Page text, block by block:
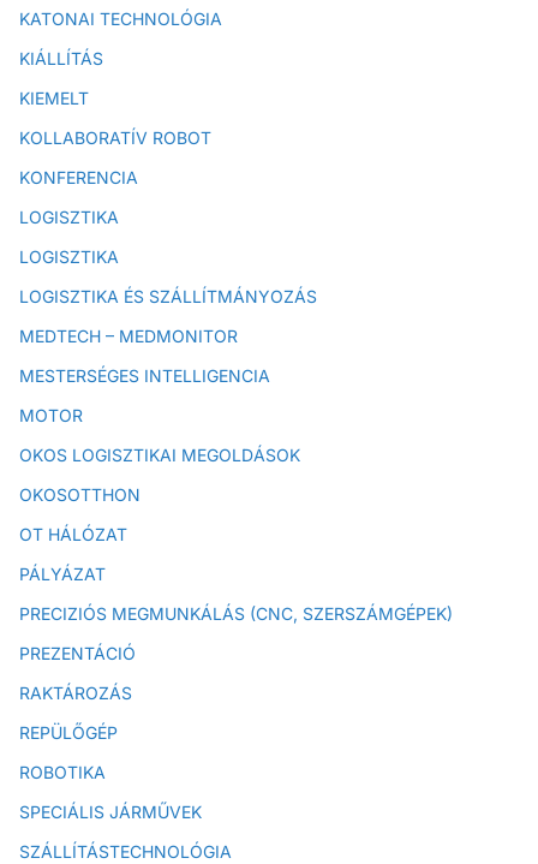
KATONAI TECHNOLÓGIA
KIÁLLÍTÁS
KIEMELT
KOLLABORATÍV ROBOT
KONFERENCIA
LOGISZTIKA
LOGISZTIKA
LOGISZTIKA ÉS SZÁLLÍTMÁNYOZÁS
MEDTECH – MEDMONITOR
MESTERSÉGES INTELLIGENCIA
MOTOR
OKOS LOGISZTIKAI MEGOLDÁSOK
OKOSOTTHON
OT HÁLÓZAT
PÁLYÁZAT
PRECIZIÓS MEGMUNKÁLÁS (CNC, SZERSZÁMGÉPEK)
PREZENTÁCIÓ
RAKTÁROZÁS
REPÜLŐGÉP
ROBOTIKA
SPECIÁLIS JÁRMŰVEK
SZÁLLÍTÁSTECHNOLÓGIA